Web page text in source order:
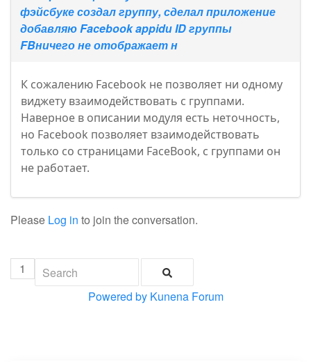
фэйсбуке создал группу, сделал приложение
добавляю Facebook appidи ID группы
FBничего не отображает н
К сожалению Facebook не позволяет ни одному
виджету взаимодействовать с группами.
Наверное в описании модуля есть неточность,
но Facebook позволяет взаимодействовать
только со страницами FaceBook, с группами он
не работает.
Please Log in to join the conversation.
1
Powered by Kunena Forum